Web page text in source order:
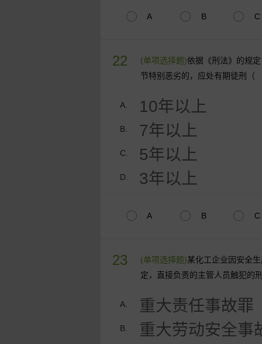
A B C
22 (单项选择题)依据《刑法》的规
节特别恶劣的，应处有期徒刑（
A. 10年以上
B. 7年以上
C. 5年以上
D. 3年以上
A B C
23 (单项选择题)某化工企业因安全
定，直接负责的主管人员触犯的
A. 重大责任事故罪
B. 重大劳动安全事